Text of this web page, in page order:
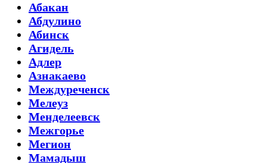
Абакан
Абдулино
Абинск
Агидель
Адлер
Азнакаево
Междуреченск
Мелеуз
Менделеевск
Межгорье
Мегион
Мамадыш